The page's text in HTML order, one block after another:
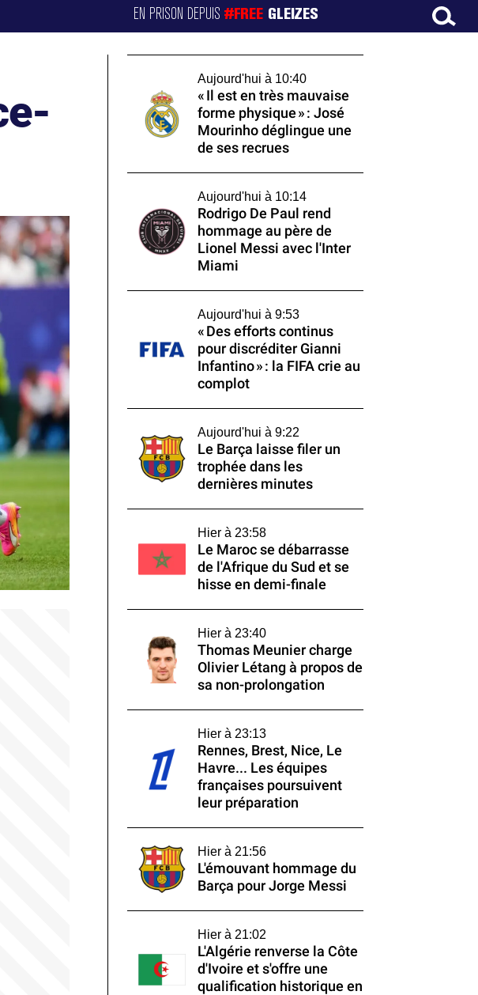
EN PRISON DEPUIS#FREE GLEIZES
Aujourd'hui à 10:40
« Il est en très mauvaise
forme physique » : José
Mourinho déglingue une
de ses recrues
Aujourd'hui à 10:14
Rodrigo De Paul rend
hommage au père de
Lionel Messi avec l'Inter
Miami
Aujourd'hui à 9:53
« Des efforts continus
pour discréditer Gianni
Infantino » : la FIFA crie au
complot
Aujourd'hui à 9:22
Le Barça laisse filer un
trophée dans les
dernières minutes
Hier à 23:58
Le Maroc se débarrasse
de l'Afrique du Sud et se
hisse en demi-finale
Hier à 23:40
Thomas Meunier charge
Olivier Létang à propos de
sa non-prolongation
Hier à 23:13
Rennes, Brest, Nice, Le
Havre... Les équipes
françaises poursuivent
leur préparation
Hier à 21:56
L'émouvant hommage du
Barça pour Jorge Messi
Hier à 21:02
L'Algérie renverse la Côte
d'Ivoire et s'offre une
qualification historique en